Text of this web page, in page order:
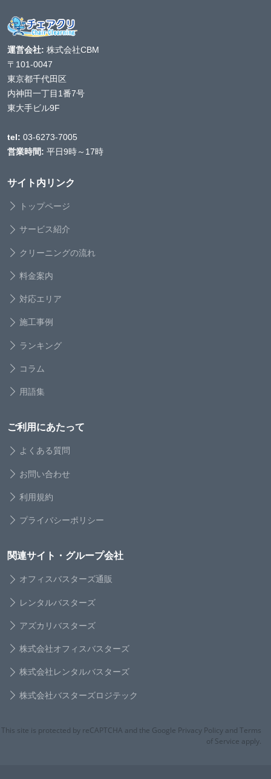
運営会社: 株式会社CBM
〒101-0047
東京都千代田区
内神田一丁目1番7号
東大手ビル9F
tel: 03-6273-7005
営業時間: 平日9時～17時
サイト内リンク
トップページ
サービス紹介
クリーニングの流れ
料金案内
対応エリア
施工事例
ランキング
コラム
用語集
ご利用にあたって
よくある質問
お問い合わせ
利用規約
プライバシーポリシー
関連サイト・グループ会社
オフィスバスターズ通販
レンタルバスターズ
アズカリバスターズ
株式会社オフィスバスターズ
株式会社レンタルバスターズ
株式会社バスターズロジテック
This site is protected by reCAPTCHA and the Google Privacy Policy and Terms
of Service apply.